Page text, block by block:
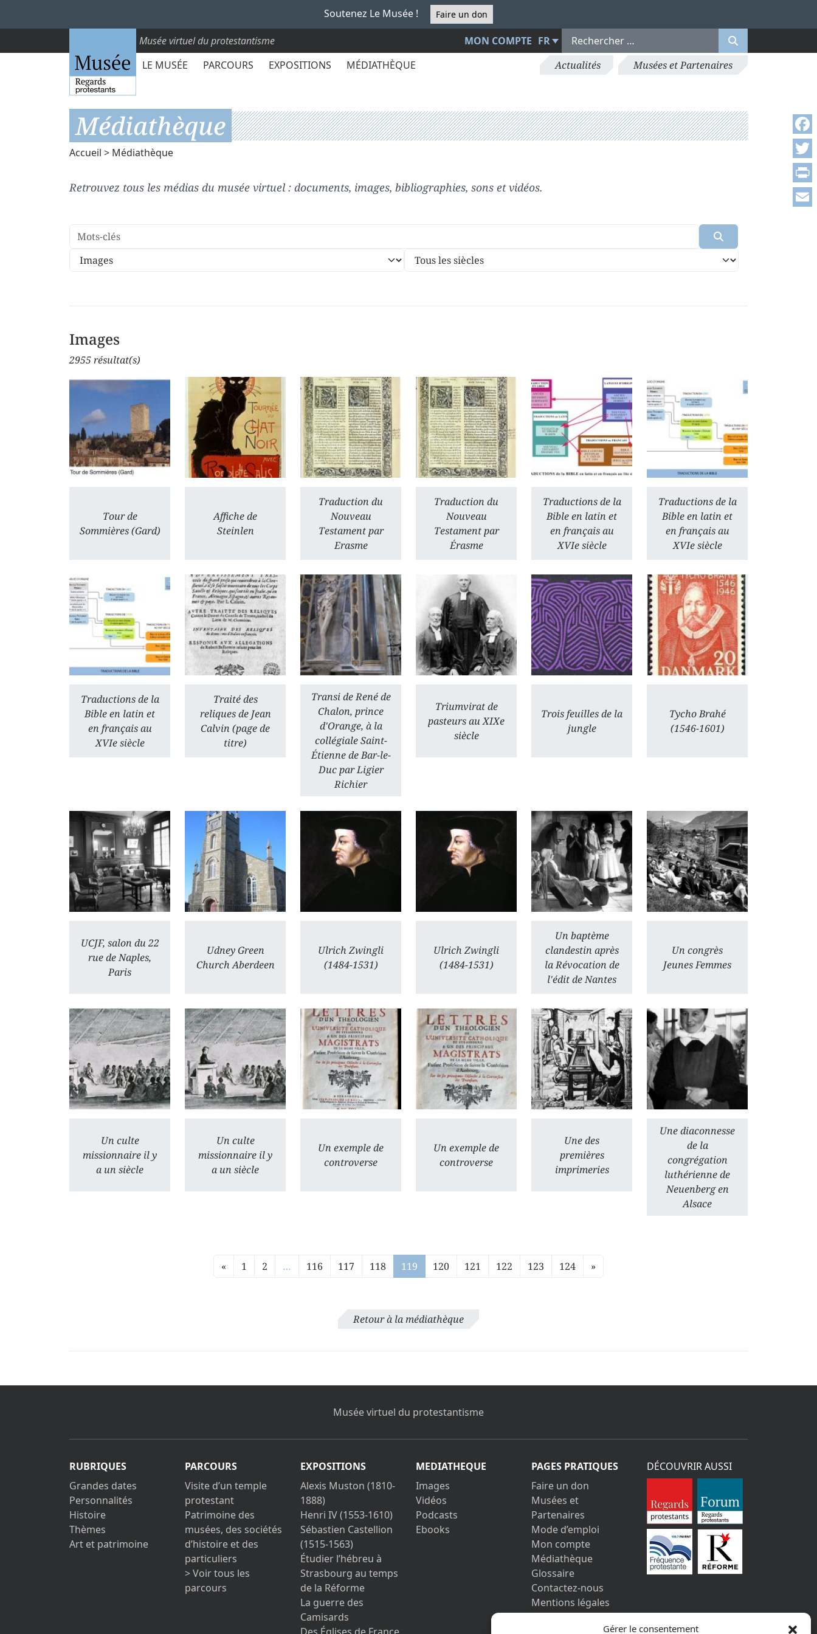
Gérer le consentement
Soutenez Le Musée ! Faire un don
Musée virtuel du protestantisme MON COMPTE FR
LE MUSÉE
PARCOURS EXPOSITIONS MÉDIATHÈQUE Actualités Musées et Partenaires
Médiathèque
Accueil > Médiathèque
Retrouvez tous les médias du musée virtuel : documents, images, bibliographies, sons et vidéos.
Images
2955 résultat(s)
Tour de
Sommières (Gard)
Affiche de
Steinlen
Traduction du
Nouveau
Testament par
Erasme
Traduction du
Nouveau
Testament par
Érasme
Traductions de la
Bible en latin et
en français au
XVIe siècle
Traductions de la
Bible en latin et
en français au
XVIe siècle
Traductions de la
Bible en latin et
en français au
XVIe siècle
Traité des
reliques de Jean
Calvin (page de
titre)
Transi de René de
Chalon, prince
d'Orange, à la
collégiale Saint-
Étienne de Bar-le-
Duc par Ligier
Richier
Triumvirat de
pasteurs au XIXe
siècle
Trois feuilles de la
jungle
Tycho Brahé
(1546-1601)
UCJF, salon du 22
rue de Naples,
Paris
Udney Green
Church Aberdeen
Ulrich Zwingli
(1484-1531)
Ulrich Zwingli
(1484-1531)
Un baptème
clandestin après
la Révocation de
l'édit de Nantes
Un congrès
Jeunes Femmes
Un culte
missionnaire il y
a un siècle
Un culte
missionnaire il y
a un siècle
Un exemple de
controverse
Un exemple de
controverse
Une des
premières
imprimeries
Une diaconnesse
de la
congrégation
luthérienne de
Neuenberg en
Alsace
« 1 2 … 116 117 118 119 120 121 122 123 124 »
Retour à la médiathèque
Musée virtuel du protestantisme
RUBRIQUES
Grandes dates
Personnalités
Histoire
Thèmes
Art et patrimoine
PARCOURS
Visite d’un temple
protestant
Patrimoine des
musées, des sociétés
d’histoire et des
particuliers
> Voir tous les
parcours
EXPOSITIONS
Alexis Muston (1810-
1888)
Henri IV (1553-1610)
Sébastien Castellion
(1515-1563)
Étudier l’hébreu à
Strasbourg au temps
de la Réforme
La guerre des
Camisards
MEDIATHEQUE
Images
Vidéos
Podcasts
Ebooks
PAGES PRATIQUES
Faire un don
Musées et
Partenaires
Mode d’emploi
Mon compte
Médiathèque
Glossaire
Contactez-nous
Mentions légales
Vos informations
DÉCOUVRIR AUSSI
Print